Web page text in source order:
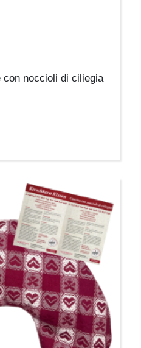
noccioli di ciliegia